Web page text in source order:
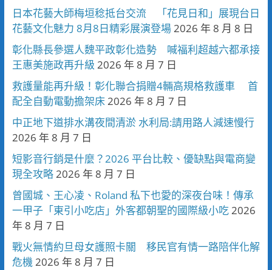
日本花藝大師梅垣稔抵台交流 「花見日和」展現台日
花藝文化魅力 8月8日精彩展演登場2026 年 8 月 8 日
彰化縣長參選人魏平政彰化造勢 喊福利超越六都承接
王惠美施政再升級 2026 年 8 月 7 日
救護量能再升級！彰化聯合捐贈4輛高規格救護車 首
配全自動電動擔架床2026 年 8 月 7 日
中正地下道排水溝夜間清淤 水利局:請用路人減速慢行
2026 年 8 月 7 日
短影音行銷是什麼？2026 平台比較、優缺點與電商變
現全攻略2026 年 8 月 7 日
曾國城、王心凌、Roland 私下也愛的深夜台味！傳承
一甲子「東引小吃店」外客都朝聖的國際級小吃2026
年 8 月 7 日
戰火無情約旦母女護照卡關 移民官有情一路陪伴化解
危機2026 年 8 月 7 日